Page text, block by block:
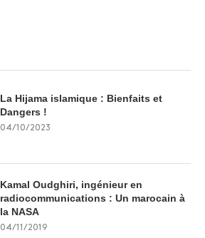
La Hijama islamique : Bienfaits et
Dangers !
04/10/2023
Kamal Oudghiri, ingénieur en
radiocommunications : Un marocain à
la NASA
04/11/2019